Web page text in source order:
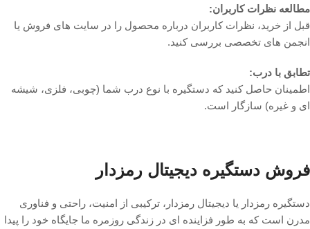
مطالعه نظرات کاربران:
قبل از خرید، نظرات کاربران درباره محصول را در سایت های فروش یا
انجمن های تخصصی بررسی کنید.
تطابق با درب:
اطمینان حاصل کنید که دستگیره با نوع درب شما (چوبی، فلزی، شیشه
ای و غیره) سازگار است.
فروش دستگیره دیجیتال رمزدار
دستگیره رمزدار یا دیجیتال رمزدار، ترکیبی از امنیت، راحتی و فناوری
مدرن است که به طور فزاینده ای در زندگی روزمره ما جایگاه خود را پیدا